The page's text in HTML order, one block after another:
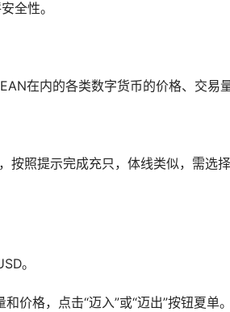
全性。
在内的各类数字货币的价格、交易量
按照提示完成充只，体线类似，需选
。
价格，点击“迈入”或“迈出”按钮夏单。